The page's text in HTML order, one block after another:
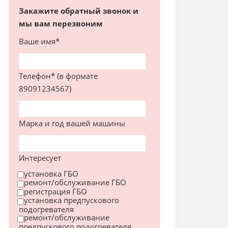
Закажите обратный звонок и
мы вам перезвоним
Ваше имя*
Телефон* (в формате
89091234567)
Марка и год вашей машины
Интересует
установка ГБО
ремонт/обслуживание ГБО
регистрация ГБО
установка предпускового
подогревателя
ремонт/обслуживание